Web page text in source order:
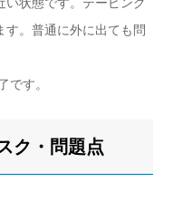
。普通に外に出ても問
す。
ク・問題点